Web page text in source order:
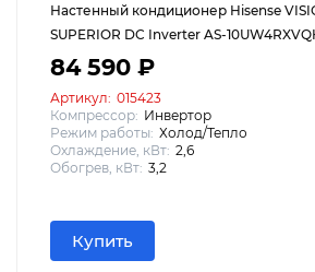
Настенный кондиционер Hisense
SUPERIOR DC Inverter AS-
84 590 ₽
Артикул: 015423
Компрессор: Инвертор
Режим работы: Холод/Тепло
Охлаждение, кВт: 2,6
Обогрев, кВт: 3,2
Купить